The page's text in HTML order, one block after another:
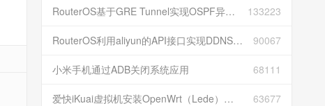
133223
RouterOS基于GRE Tunnel实现OSPF异地组网
90067
RouterOS利用aliyun的API接口实现DDNS动态解析
68111
小米手机通过ADB关闭系统应用
63677
爱快iKuai虚拟机安装OpenWrt（Lede）并配置